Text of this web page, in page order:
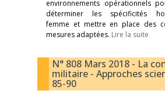
environnements opérationnels
déterminer les spécificités
femme et mettre en place des
mesures adaptées. Lire la suite
N° 808 Mars 2018 - La
militaire - Approches
85-90